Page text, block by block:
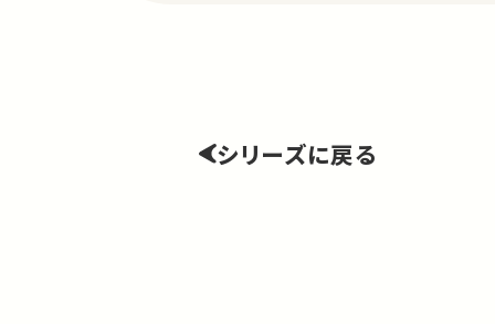
シリーズに戻る